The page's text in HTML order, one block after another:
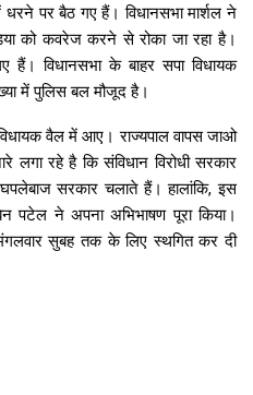
धरने पर बैठ गए हैं। विधानसभा मार्शल ने
को कवरेज करने से रोका जा रहा है।
हैं। विधानसभा के बाहर सपा विधायक
में पुलिस बल मौजूद है।
वैल में आए। राज्यपाल वापस जाओ
लगा रहे है कि संविधान विरोधी सरकार
सरकार चलाते हैं। हालांकि, इस
पटेल ने अपना अभिभाषण पूरा किया।
सुबह तक के लिए स्थगित कर दी